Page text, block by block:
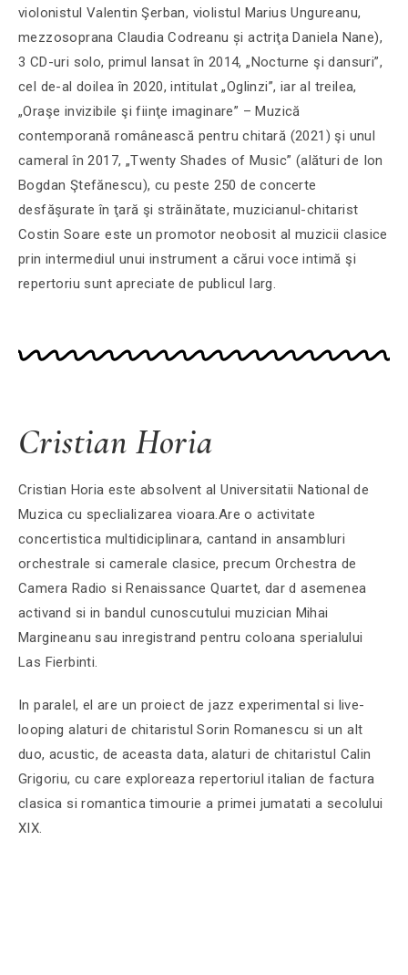
violonistul Valentin Şerban, violistul Marius Ungureanu,
mezzosoprana Claudia Codreanu și actriţa Daniela Nane),
3 CD-uri solo, primul lansat în 2014, „Nocturne şi dansuri”,
cel de-al doilea în 2020, intitulat „Oglinzi”, iar al treilea,
„Oraşe invizibile şi fiinţe imaginare” – Muzică
contemporană românească pentru chitară (2021) şi unul
cameral în 2017, „Twenty Shades of Music” (alături de Ion
Bogdan Ştefănescu), cu peste 250 de concerte
desfăşurate în ţară şi străinătate, muzicianul-chitarist
Costin Soare este un promotor neobosit al muzicii clasice
prin intermediul unui instrument a cărui voce intimă şi
repertoriu sunt apreciate de publicul larg.
Cristian Horia
Cristian Horia este absolvent al Universitatii National de
Muzica cu speclializarea vioara.Are o activitate
concertistica multidiciplinara, cantand in ansambluri
orchestrale si camerale clasice, precum Orchestra de
Camera Radio si Renaissance Quartet, dar d asemenea
activand si in bandul cunoscutului muzician Mihai
Margineanu sau inregistrand pentru coloana sperialului
Las Fierbinti.
In paralel, el are un proiect de jazz experimental si live-
looping alaturi de chitaristul Sorin Romanescu si un alt
duo, acustic, de aceasta data, alaturi de chitaristul Calin
Grigoriu, cu care exploreaza repertoriul italian de factura
clasica si romantica timourie a primei jumatati a secolului
XIX.